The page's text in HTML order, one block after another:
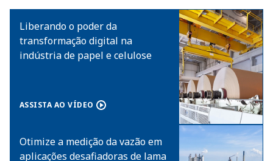
Liberando o poder da
transformação digital na
indústria de papel e celulose​
ASSISTA AO VÍDEO​
Otimize a medição da vazão em
aplicações desafiadoras de lama